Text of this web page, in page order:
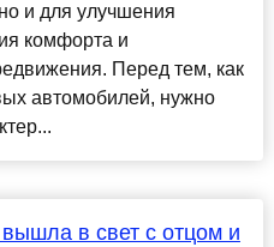
и для улучшения
комфорта и
Перед тем, как
автомобилей, нужно
в свет с отцом и